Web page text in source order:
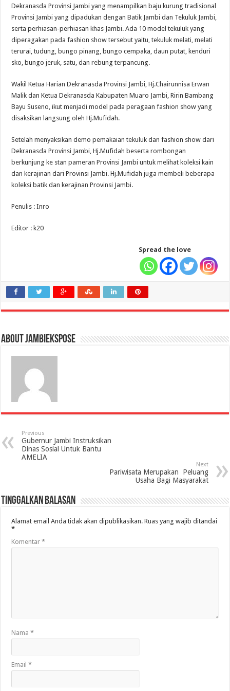
Dekranasda Provinsi Jambi yang menampilkan baju kurung tradisional
Provinsi Jambi yang dipadukan dengan Batik Jambi dan Tekuluk Jambi,
serta perhiasan-perhiasan khas Jambi. Ada 10 model tekuluk yang
diperagakan pada fashion show tersebut yaitu, tekuluk melati, melati
terurai, tudung, bungo pinang, bungo cempaka, daun putat, kenduri
sko, bungo jeruk, satu, dan rebung terpancung.
Wakil Ketua Harian Dekranasda Provinsi Jambi, Hj.Chairunnisa Erwan
Malik dan Ketua Dekranasda Kabupaten Muaro Jambi, Ririn Bambang
Bayu Suseno, ikut menjadi model pada peragaan fashion show yang
disaksikan langsung oleh Hj.Mufidah.
Setelah menyaksikan demo pemakaian tekuluk dan fashion show dari
Dekranasda Provinsi Jambi, Hj.Mufidah beserta rombongan
berkunjung ke stan pameran Provinsi Jambi untuk melihat koleksi kain
dan kerajinan dari Provinsi Jambi. Hj.Mufidah juga membeli beberapa
koleksi batik dan kerajinan Provinsi Jambi.
Penulis : Inro
Editor : k20
Spread the love
About jambiekspose
Previous
Gubernur Jambi Instruksikan
Dinas Sosial Untuk Bantu
AMELIA
Next
Pariwisata Merupakan Peluang
Usaha Bagi Masyarakat
Tinggalkan Balasan
Alamat email Anda tidak akan dipublikasikan. Ruas yang wajib ditandai
*
Komentar*
Nama*
Email*